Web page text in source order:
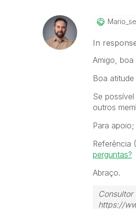
In
Amigo,
Boa
Se
outros
Para apoio;
Referência
perguntas?
Abraço.
https://